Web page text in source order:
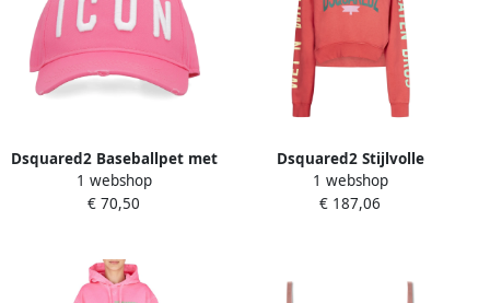
Dsquared2 Baseballpet met
reliëf logo Pink Dames
1 webshop
€ 70,50
Dsquared2 Stijlvolle
Switshirt voor mode-
liefhebbers Pink Dames
1 webshop
€ 187,06